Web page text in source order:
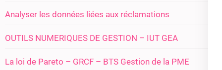
Analyser les données liées aux réclamations
OUTILS NUMERIQUES DE GESTION – IUT GEA
La loi de Pareto – GRCF – BTS Gestion de la PME